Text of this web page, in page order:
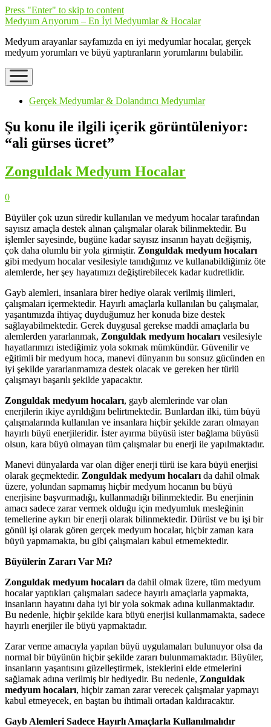
Press "Enter" to skip to content
Medyum Arıyorum – En İyi Medyumlar & Hocalar
Medyum arayanlar sayfamızda en iyi medyumlar hocalar, gerçek
medyum yorumları ve büyü yaptıranların yorumlarını bulabilir.
open
menu
Gerçek Medyumlar & Dolandırıcı Medyumlar
Şu konu ile ilgili içerik görüntüleniyor:
“ali gürses ücret”
Zonguldak Medyum Hocalar
0
Büyüler çok uzun süredir kullanılan ve medyum hocalar tarafından
sayısız amaçla destek alınan çalışmalar olarak bilinmektedir. Bu
işlemler sayesinde, bugüne kadar sayısız insanın hayatı değişmiş,
çok daha olumlu bir yola girmiştir. Zonguldak medyum hocaları
gibi medyum hocalar vesilesiyle tanıdığımız ve kullanabildiğimiz öte
alemlerde, her şey hayatımızı değiştirebilecek kadar kudretlidir.
Gayb alemleri, insanlara birer hediye olarak verilmiş ilimleri,
çalışmaları içermektedir. Hayırlı amaçlarla kullanılan bu çalışmalar,
yaşantımızda ihtiyaç duyduğumuz her konuda bize destek
sağlayabilmektedir. Gerek duygusal gerekse maddi amaçlarla bu
alemlerden yararlanmak, Zonguldak medyum hocaları vesilesiyle
hayatlarımızı istediğimiz yola sokmak mümkündür. Güvenilir ve
eğitimli bir medyum hoca, manevi dünyanın bu sonsuz gücünden en
iyi şekilde yararlanmamıza destek olacak ve gereken her türlü
çalışmayı başarılı şekilde yapacaktır.
Zonguldak medyum hocaları, gayb alemlerinde var olan
enerjilerin ikiye ayrıldığını belirtmektedir. Bunlardan ilki, tüm büyü
çalışmalarında kullanılan ve insanlara hiçbir şekilde zararı olmayan
hayırlı büyü enerjileridir. İster ayırma büyüsü ister bağlama büyüsü
olsun, kara büyü olmayan tüm çalışmalar bu enerji ile yapılmaktadır.
Manevi dünyalarda var olan diğer enerji türü ise kara büyü enerjisi
olarak geçmektedir. Zonguldak medyum hocaları da dahil olmak
üzere, yolundan sapmamış hiçbir medyum hocanın bu büyü
enerjisine başvurmadığı, kullanmadığı bilinmektedir. Bu enerjinin
amacı sadece zarar vermek olduğu için medyumluk mesleğinin
temellerine aykırı bir enerji olarak bilinmektedir. Dürüst ve bu işi bir
gönül işi olarak gören gerçek medyum hocalar, hiçbir zaman kara
büyü yapmamakta, bu gibi çalışmaları kabul etmemektedir.
Büyülerin Zararı Var Mı?
Zonguldak medyum hocaları da dahil olmak üzere, tüm medyum
hocalar yaptıkları çalışmaları sadece hayırlı amaçlarla yapmakta,
insanların hayatını daha iyi bir yola sokmak adına kullanmaktadır.
Bu nedenle, hiçbir şekilde kara büyü enerjisi kullanmamakta, sadece
hayırlı enerjiler ile büyü yapmaktadır.
Zarar verme amacıyla yapılan büyü uygulamaları bulunuyor olsa da
normal bir büyünün hiçbir şekilde zararı bulunmamaktadır. Büyüler,
insanların yaşantısını güzelleştirmek, isteklerini elde etmelerini
sağlamak adına verilmiş bir hediyedir. Bu nedenle, Zonguldak
medyum hocaları, hiçbir zaman zarar verecek çalışmalar yapmayı
kabul etmeyecek, en baştan bu ihtimali ortadan kaldıracaktır.
Gayb Alemleri Sadece Hayırlı Amaçlarla Kullanılmalıdır